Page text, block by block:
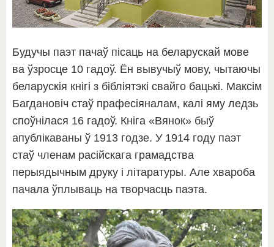
Будучы паэт пачаў пісаць на беларускай мове
ва ўзросце 10 гадоў. Ён вывучыў мову, чытаючы
беларускія кнігі з бібліятэкі свайго бацькі. Максім
Багдановіч стаў прафесіяналам, калі яму ледзь
споўнілася 16 гадоў. Кніга «Вянок» быў
апублікаваны ў 1913 годзе. У 1914 году паэт
стаў членам расійскага грамадства
перыядычным друку і літаратуры. Але хвароба
пачала ўплываць на творчасць паэта.